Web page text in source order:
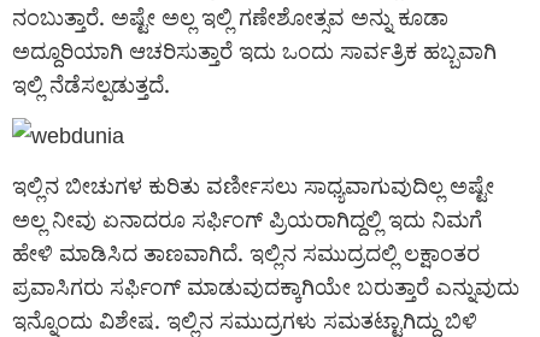
ನಂಬುತ್ತಾರೆ. ಅಷ್ಟೇ ಅಲ್ಲ ಇಲ್ಲಿ ಗಣೇಶೋತ್ಸವ ಅನ್ನು ಕೂಡಾ
ಅದ್ದೂರಿಯಾಗಿ ಆಚರಿಸುತ್ತಾರೆ ಇದು ಒಂದು ಸಾರ್ವತ್ರಿಕ ಹಬ್ಬವಾಗಿ
ಇಲ್ಲಿ ನೆಡೆಸಲ್ಪಡುತ್ತದೆ.
ಇಲ್ಲಿನ ಬೀಚುಗಳ ಕುರಿತು ವರ್ಣೀಸಲು ಸಾಧ್ಯವಾಗುವುದಿಲ್ಲ ಅಷ್ಟೇ
ಅಲ್ಲ ನೀವು ಏನಾದರೂ ಸರ್ಫಿಂಗ್ ಪ್ರಿಯರಾಗಿದ್ದಲ್ಲಿ ಇದು ನಿಮಗೆ
ಹೇಳಿ ಮಾಡಿಸಿದ ತಾಣವಾಗಿದೆ. ಇಲ್ಲಿನ ಸಮುದ್ರದಲ್ಲಿ ಲಕ್ಷಾಂತರ
ಪ್ರವಾಸಿಗರು ಸರ್ಫಿಂಗ್ ಮಾಡುವುದಕ್ಕಾಗಿಯೇ ಬರುತ್ತಾರೆ ಎನ್ನುವುದು
ಇನ್ನೊಂದು ವಿಶೇಷ. ಇಲ್ಲಿನ ಸಮುದ್ರಗಳು ಸಮತಟ್ಟಾಗಿದ್ದು ಬಿಳಿ